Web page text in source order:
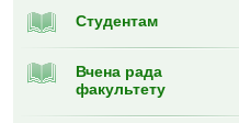
Студентам
Вчена рада
факультету